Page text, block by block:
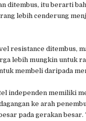
ditembus, itu berarti
lebih cenderung
resistance ditembus,
lebih mungkin untuk
membeli daripada
independen memiliki
ke arah
pada gerakan besar.